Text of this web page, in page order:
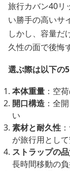
旅行カバン40リ
い勝手の高いサ
しかし、容量だ
久性の面で後悔
選ぶ際は以下の
本体重量 ：空
開口構造 ：全
い
素材と耐久性
が旅行用とし
ストラップの
長時間移動の